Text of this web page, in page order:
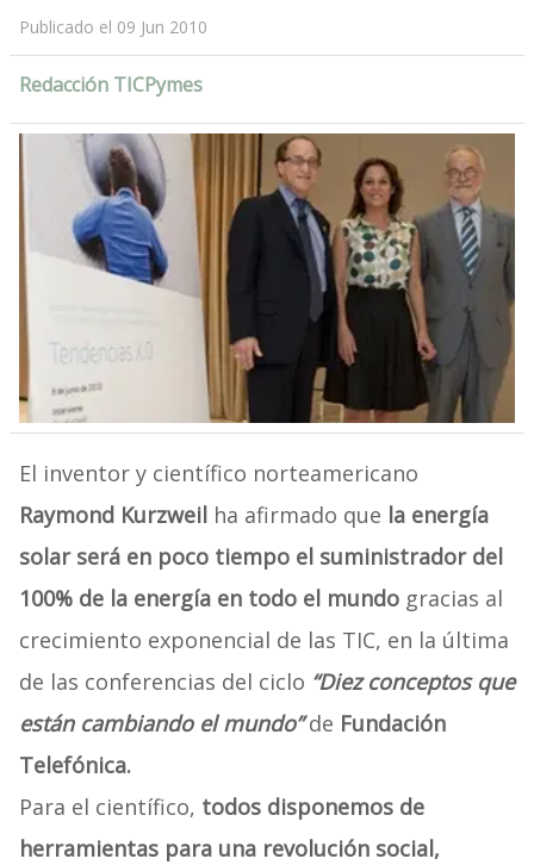
Publicado el 09 Jun 2010
Redacción TICPymes
El inventor y científico norteamericano
Raymond Kurzweilha afirmado que la energía
solar será en poco tiempo el suministrador del
100% de la energía en todo el mundogracias al
crecimiento exponencial de las TIC, en la última
de las conferencias del ciclo “Diez conceptos que
están cambiando el mundo”de Fundación
Telefónica.
Para el científico, todos disponemos de
herramientas para una revolución social,